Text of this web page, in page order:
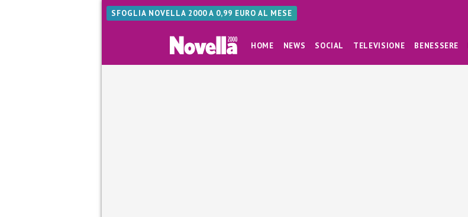
SFOGLIA NOVELLA 2000 A 0,99 EURO AL MESE
HOME NEWS SOCIAL TELEVISIONE BENESSERE